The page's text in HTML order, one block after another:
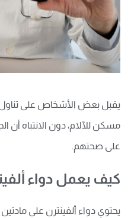
مسكن للآلام، دون الانتباه أن
على صحتهم.
كيف يعمل دواء
يحتوي دواء ألفينترن على